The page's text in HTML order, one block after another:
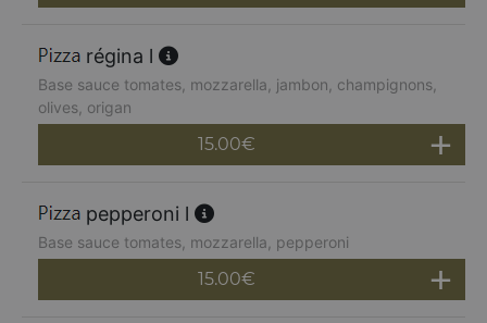
régina l
Base sauce tomates, mozzarella, jambon, champignons,
olives, origan
15.00€
pepperoni l
Base sauce tomates, mozzarella, pepperoni
15.00€